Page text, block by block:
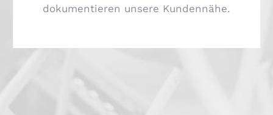
dokumentieren unsere Kundennähe.